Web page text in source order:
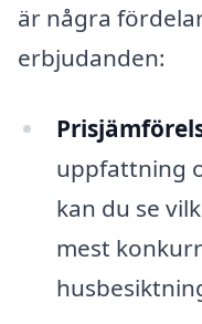
är några
erbjudanden:
uppfattning
kan du se
mest